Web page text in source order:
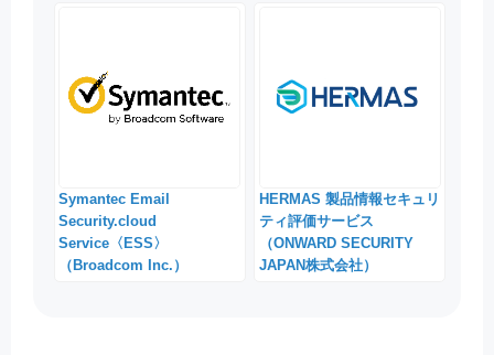
Symantec Email
Security.cloud
Service〈ESS〉
（Broadcom Inc.）
HERMAS 製品情報セキュリ
ティ評価サービス
（ONWARD SECURITY
JAPAN株式会社）